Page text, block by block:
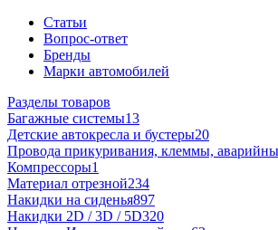
Статьи
Вопрос-ответ
Бренды
Марки автомобилей
Разделы товаров
Багажные системы13
Детские автокресла и бустеры20
Провода прикуривания, клеммы,
Компрессоры1
Материал отрезной234
Накидки на сиденья897
Накидки 2D / 3D / 5D320